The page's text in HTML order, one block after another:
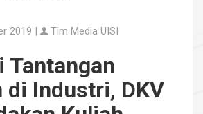
2019 | Tim Media UISI
Tantangan
di Industri, DKV